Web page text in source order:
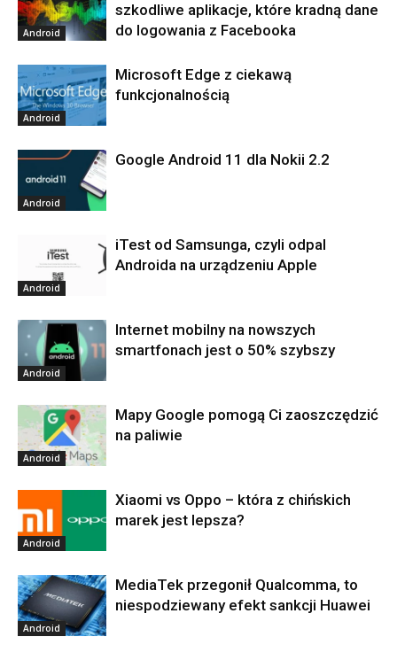
Android
szkodliwe aplikacje, które kradną dane
do logowania z Facebooka
Android
Microsoft Edge z ciekawą
funkcjonalnością
Android
Google Android 11 dla Nokii 2.2
Android
iTest od Samsunga, czyli odpal
Androida na urządzeniu Apple
Android
Internet mobilny na nowszych
smartfonach jest o 50% szybszy
Android
Mapy Google pomogą Ci zaoszczędzić
na paliwie
Android
Xiaomi vs Oppo – która z chińskich
marek jest lepsza?
Android
MediaTek przegonił Qualcomma, to
niespodziewany efekt sankcji Huawei